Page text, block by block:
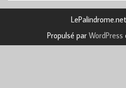
Propulsé par WordPress